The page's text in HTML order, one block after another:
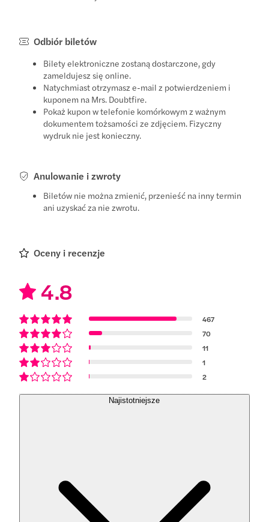
Odbiór biletów
Bilety elektroniczne zostaną dostarczone, gdy
zameldujesz się online.
Natychmiast otrzymasz e-mail z potwierdzeniem i
kuponem na Mrs. Doubtfire.
Pokaż kupon w telefonie komórkowym z ważnym
dokumentem tożsamości ze zdjęciem. Fizyczny
wydruk nie jest konieczny.
Anulowanie i zwroty
Biletów nie można zmienić, przenieść na inny termin
ani uzyskać za nie zwrotu.
Oceny i recenzje
4.8
467
70
11
1
2
Najistotniejsze